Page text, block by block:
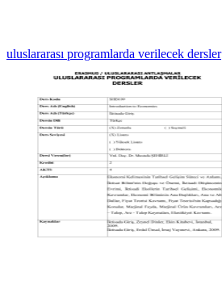
uluslararası programlarda verilecek dersler